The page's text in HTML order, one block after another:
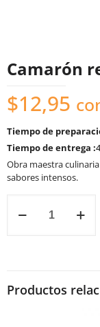
Camarón
$12,95
Tiempo de
Tiempo de entrega :
Obra maestra
sabores intensos.
reventado
Productos